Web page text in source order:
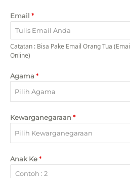
Email *
Catatan : Bisa Pake Email Orang Tua
Online)
Agama *
Pilih Agama
Kewarganegaraan *
Pilih Kewarganegaraan
Anak Ke*